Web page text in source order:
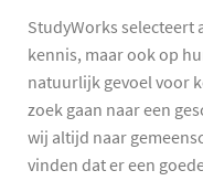
StudyWorks selecteert
kennis, maar ook op
natuurlijk gevoel voor
zoek gaan naar een
wij altijd naar
vinden dat er een